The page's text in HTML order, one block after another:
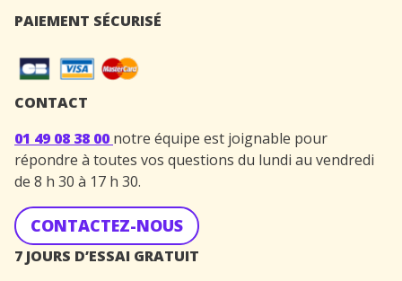
PAIEMENT SÉCURISÉ
CONTACT
01 49 08 38 00 notre équipe est joignable pour
répondre à toutes vos questions du lundi au vendredi
de 8 h 30 à 17 h 30.
CONTACTEZ-NOUS
7 JOURS D’ESSAI GRATUIT